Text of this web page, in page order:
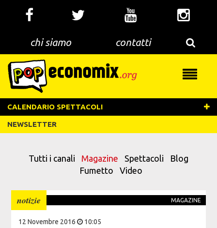
chi siamo contatti
Toggle
CALENDARIO SPETTACOLI
NEWSLETTER
Tutti i canali Magazine Spettacoli
Blog
Fumetto
Video
notizie MAGAZINE
12 Novembre 2016 10:05